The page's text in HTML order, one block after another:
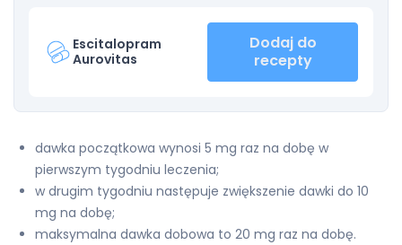
Escitalopram
Aurovitas
Dodaj do
recepty
dawka początkowa wynosi 5 mg raz na dobę w
pierwszym tygodniu leczenia;
w drugim tygodniu następuje zwiększenie dawki do 10
mg na dobę;
maksymalna dawka dobowa to 20 mg raz na dobę.